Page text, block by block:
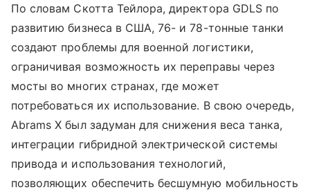
По словам Скотта Тейлора, директора GDLS по
развитию бизнеса в США, 76- и 78-тонные танки
создают проблемы для военной логистики,
ограничивая возможность их переправы через
мосты во многих странах, где может
потребоваться их использование. В свою очередь,
Abrams X был задуман для снижения веса танка,
интеграции гибридной электрической системы
привода и использования технологий,
позволяющих обеспечить бесшумную мобильность